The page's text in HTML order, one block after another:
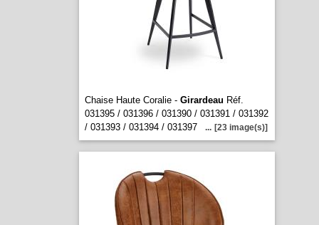
Chaise Haute Coralie - Girardeau Réf.
031395 / 031396 / 031390 / 031391 / 031392
/ 031393 / 031394 / 031397
... [23 image(s)]